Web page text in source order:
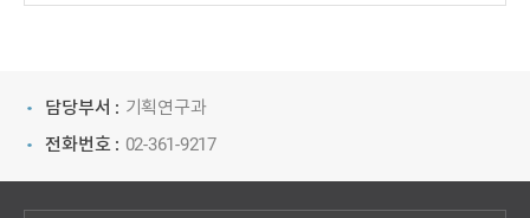
담당부서 : 기획연구과
전화번호 : 02-361-9217